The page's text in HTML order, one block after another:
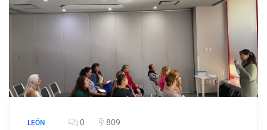
LEÓN 0 809